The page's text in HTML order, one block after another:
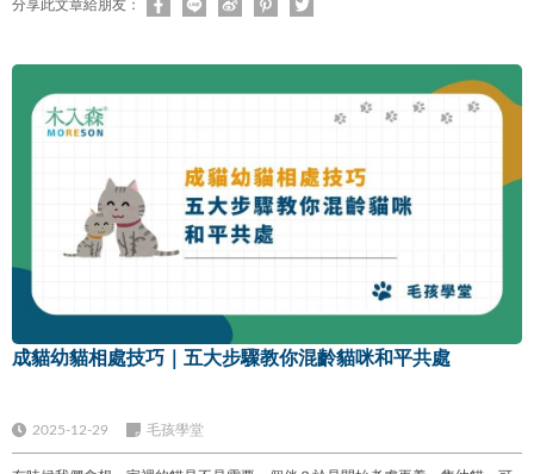
分享此文章給朋友：
成貓幼貓相處技巧｜五大步驟教你混齡貓咪和平共處
2025-12-29 毛孩學堂